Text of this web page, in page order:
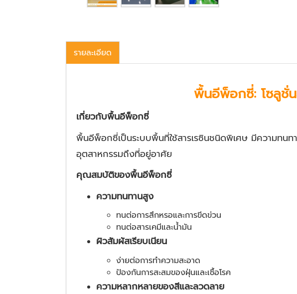
รายละเอียด
พื้นอีพ็อกซี่: โซลูชั่
เกี่ยวกับพื้นอีพ็อกซี่
พื้นอีพ็อกซี่เป็นระบบพื้นที่ใช้สารเรซินชนิดพิเศษ มีความทนท
อุตสาหกรรมถึงที่อยู่อาศัย
คุณสมบัติของพื้นอีพ็อกซี่
ความทนทานสูง
ทนต่อการสึกหรอและการขีดข่วน
ทนต่อสารเคมีและน้ำมัน
ผิวสัมผัสเรียบเนียน
ง่ายต่อการทำความสะอาด
ป้องกันการสะสมของฝุ่นและเชื้อโรค
ความหลากหลายของสีและลวดลาย